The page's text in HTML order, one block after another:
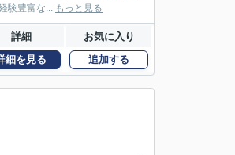
験豊富な... もっと見る
詳細 お気に入り
細を見る 追加する